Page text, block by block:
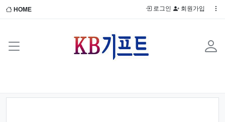
HOME 로그인 회원가입